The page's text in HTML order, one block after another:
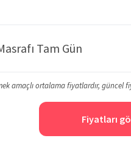
Tam Gün
amaçlı ortalama fiyatlardır, güncel
Fiyatları